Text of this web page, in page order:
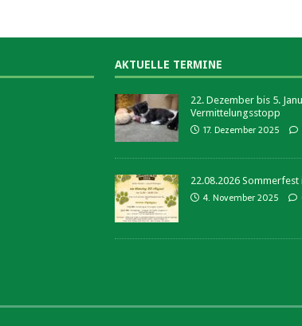
AKTUELLE TERMINE
22. Dezember bis 5.
Vermittelungsstopp
17. Dezember 2025
22.08.2026
4. November 2025